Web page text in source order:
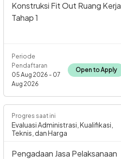
Konstruksi Fit Out Ruang Kerja
Tahap 1
Periode
Pendaftaran
05 Aug 2026 - 07
Aug 2026
Open to Apply
Progres saat ini
Evaluasi Administrasi, Kualifikasi,
Teknis, dan Harga
Pengadaan Jasa Pelaksanaan